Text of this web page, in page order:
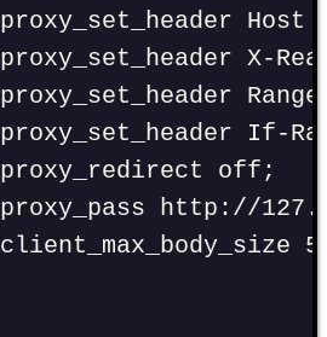
proxy_set_header
proxy_set_header X-
proxy_set_header
proxy_set_header If-
proxy_redirect off;
proxy_pass http://
client_max_body_size